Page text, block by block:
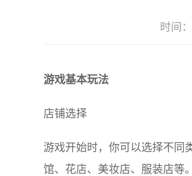
时间
游戏基本玩法
店铺选择
游戏开始时，你可以选择不同
馆、花店、美妆店、服装店等